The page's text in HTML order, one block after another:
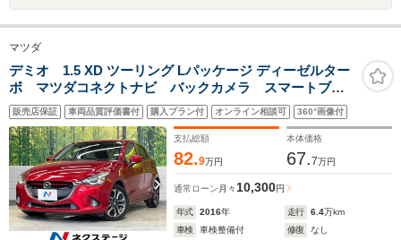
マツダ
デミオ 1.5 XD ツーリング Lパッケージ ディーゼルター
ボ マツダコネクトナビ バックカメラ スマートブレ
ーキサポート 禁煙車 クルーズコントロール BSM
シートヒーター HUD LEDヘッドライト アドバンス
キー ETC 純正16インチAW バックカメラ
販売店保証 車両品質評価書付 購入プラン付 オンライン相談可 360°画像付
支払総額
82.9万円
本体価格
67.7万円
通常ローン 月々 10,300円
年式 2016年 走行 6.4万km
車検
車検整備付 修復
なし